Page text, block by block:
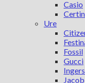
Casio
Ure
Fossil
Gucci